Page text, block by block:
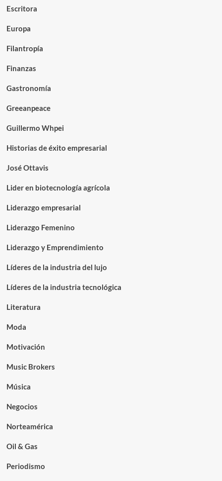
Escritora
Europa
Filantropía
Finanzas
Gastronomía
Greeanpeace
Guillermo Whpei
Historias de éxito empresarial
José Ottavis
Lider en biotecnología agrícola
Liderazgo empresarial
Liderazgo Femenino
Liderazgo y Emprendimiento
Líderes de la industria del lujo
Líderes de la industria tecnológica
Literatura
Moda
Motivación
Music Brokers
Música
Negocios
Norteamérica
Oil & Gas
Periodismo